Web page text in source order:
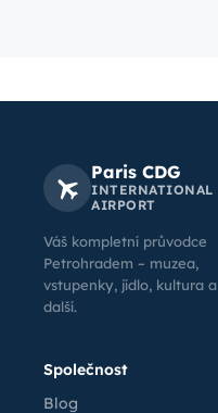
Paris CDG
INTERNATIONAL
AIRPORT
Váš kompletní průvodce
Petrohradem – muzea,
vstupenky, jídlo, kultura a
další.
Společnost
Blog